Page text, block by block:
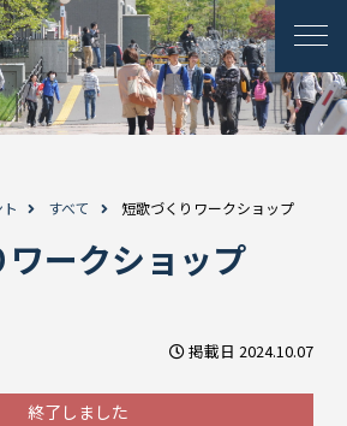
すべて 短歌づくりワークショップ
ークショップ
掲載日 2024.10.07
終了しました